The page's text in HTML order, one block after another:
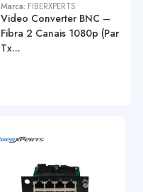
Marca: FIBERXPERTS
Video Converter BNC –
Fibra 2 Canais 1080p (Par
Tx...